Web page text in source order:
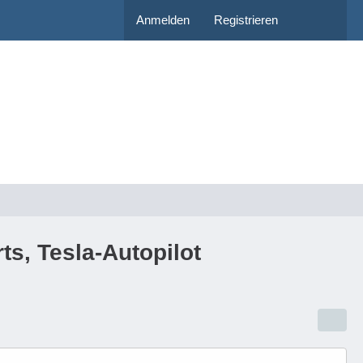
Anmelden Registrieren
Tesla-Autopilot